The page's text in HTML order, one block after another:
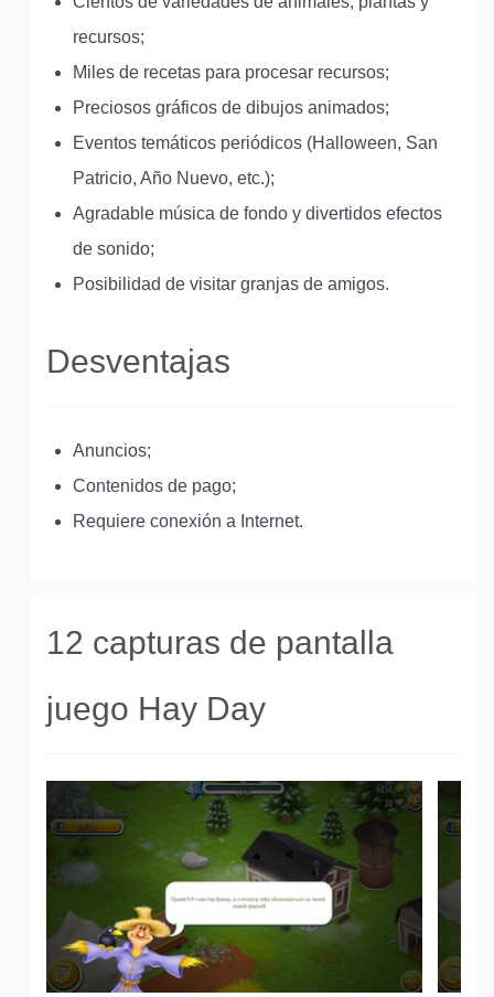
recursos;
Miles de recetas para procesar recursos;
Preciosos gráficos de dibujos animados;
Eventos temáticos periódicos (Halloween, San
Patricio, Año Nuevo, etc.);
Agradable música de fondo y divertidos efectos
de sonido;
Posibilidad de visitar granjas de amigos.
Desventajas
Anuncios;
Contenidos de pago;
Requiere conexión a Internet.
12 capturas de pantalla
juego Hay Day